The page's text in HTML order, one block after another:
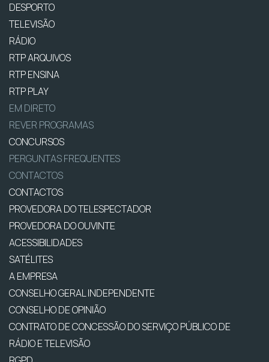
DESPORTO
TELEVISÃO
RÁDIO
RTP ARQUIVOS
RTP ENSINA
RTP PLAY
EM DIRETO
REVER PROGRAMAS
CONCURSOS
PERGUNTAS FREQUENTES
CONTACTOS
CONTACTOS
PROVEDORA DO TELESPECTADOR
PROVEDORA DO OUVINTE
ACESSIBILIDADES
SATÉLITES
A EMPRESA
CONSELHO GERAL INDEPENDENTE
CONSELHO DE OPINIÃO
CONTRATO DE CONCESSÃO DO SERVIÇO PÚBLICO DE
RÁDIO E TELEVISÃO